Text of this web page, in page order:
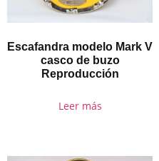
Escafandra modelo Mark V
casco de buzo
Reproducción
Leer más